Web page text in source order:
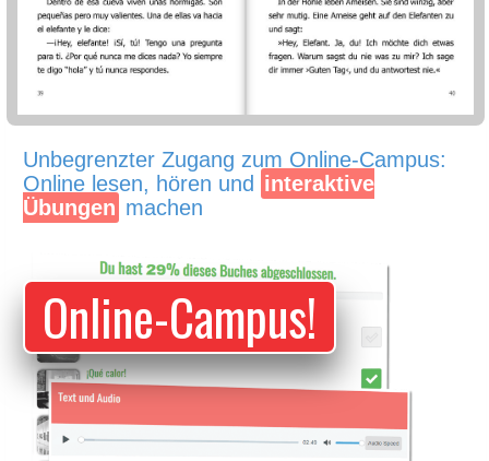
Unbegrenzter Zugang zum Online-Campus:
Online lesen, hören und interaktive
Übungen machen
Online-Campus!